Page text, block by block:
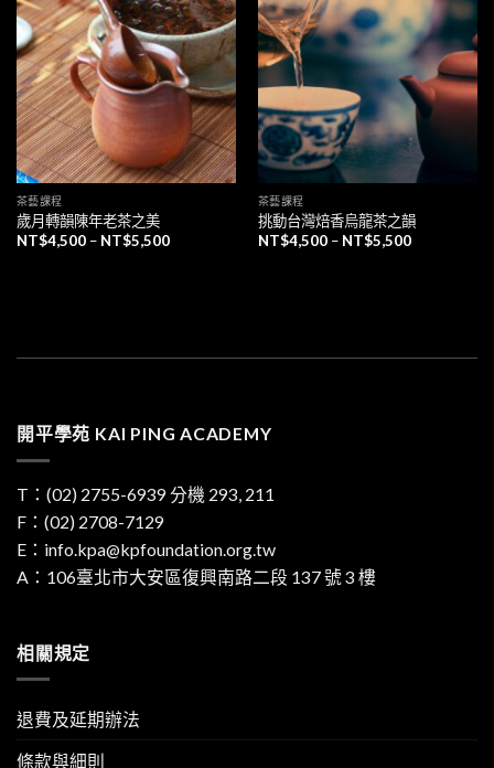
加入
「願
望清
單」
茶藝課程
歲月轉韻陳年老茶之美
NT$4,500– NT$5,500
加入
「願
望清
單」
茶藝課程
挑動台灣焙香烏龍茶之韻
NT$4,500– NT$5,500
開平學苑 KAI PING ACADEMY
T： (02) 2755-6939分機 293, 211
F：(02) 2708-7129
E： info.kpa@kpfoundation.org.tw
A： 106臺北市大安區復興南路二段 137 號 3 樓
相關規定
退費及延期辦法
條款與細則